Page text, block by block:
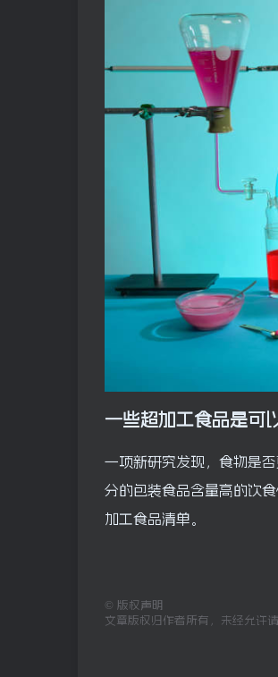
一些超加工食品是可
一项新研究发现，食物是
分的包装食品含量高的饮
加工食品清单。
© 版权声明
文章版权归作者所有，未经允许请